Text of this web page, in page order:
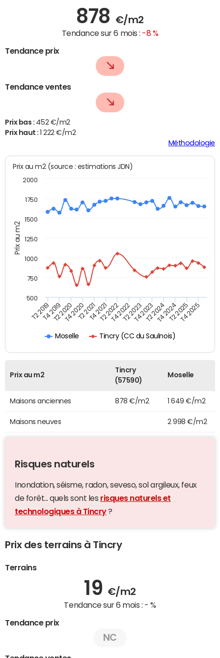
878 €/m2
Tendance sur 6 mois : -8 %
Tendance prix
Tendance ventes
Prix bas : 452 €/m2
Prix haut :
1 222 €/m2
Méthodologie
Prix au m2
Prix au m2 (source : estimations JDN)
Moselle Tincry (CC du Saulnois)
T2 2019T4 2019T2 2020T4 2020T2 2021T4 2021T2 2022T4 2022T2 2023T4 2023T2 2024T4 2024T2 2025T4 2025
500
750
1000
1250
1500
1750
2000
Prix au m2
Tincry
(57590)
Moselle
Maisons anciennes 878 €/m2 1 649 €/m2
Maisons neuves 2 998 €/m2
Risques naturels
Inondation, séisme, radon, seveso, sol argileux, feux
de forêt... quels sont les risques naturels et
technologiques à Tincry?
Prix des terrains à Tincry
Terrains
19 €/m2
Tendance sur 6 mois : - %
Tendance prix
NC